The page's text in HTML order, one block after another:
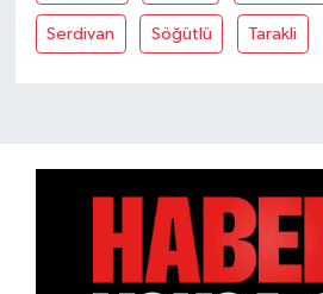
Serdivan Söğütlü Tarakli